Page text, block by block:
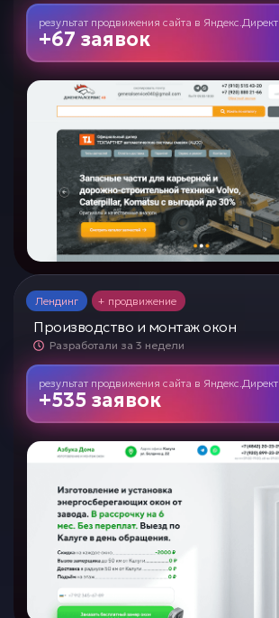
результат продвижения сайта в Яндекс.Директ
+67 заявок
Лендинг + продвижение
Производство и монтаж окон
Разработали за 3 недели
результат продвижения сайта в Яндекс.Директ
+535 заявок